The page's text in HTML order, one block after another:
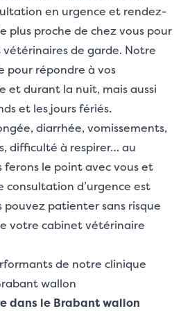
en urgence et rendez-
plus proche de chez vous pour
vétérinaires de garde. Notre
pour répondre à vos
et durant la nuit, mais aussi
et les jours fériés.
diarrhée, vomissements,
difficulté à respirer… au
ferons le point avec vous et
consultation d’urgence est
pouvez patienter sans risque
votre cabinet vétérinaire
de notre clinique
wallon
dans le Brabant wallon